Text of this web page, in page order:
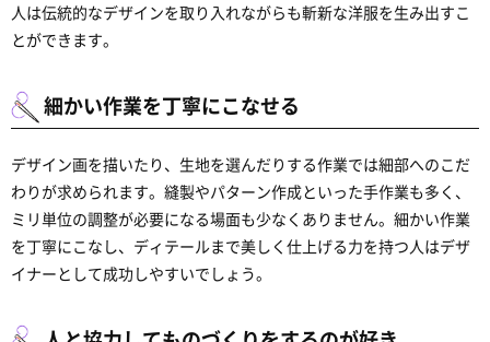
人は伝統的なデザインを取り入れながらも斬新な洋服を生み出すこ
とができます。
細かい作業を丁寧にこなせる
デザイン画を描いたり、生地を選んだりする作業では細部へのこだ
わりが求められます。縫製やパターン作成といった手作業も多く、
ミリ単位の調整が必要になる場面も少なくありません。細かい作業
を丁寧にこなし、ディテールまで美しく仕上げる力を持つ人はデザ
イナーとして成功しやすいでしょう。